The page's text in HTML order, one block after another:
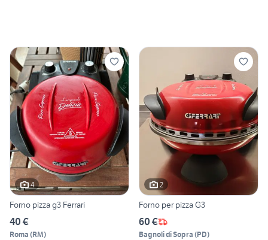
4
Forno pizza g3 Ferrari
40 €
Roma (RM)
2
Forno per pizza G3
60 €
Bagnoli di Sopra (PD)